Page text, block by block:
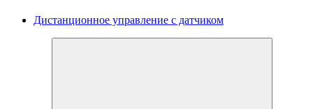
Дистанционное управление с датчиком